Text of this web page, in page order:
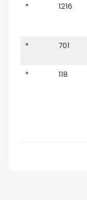
*
1216
* 701
* 118